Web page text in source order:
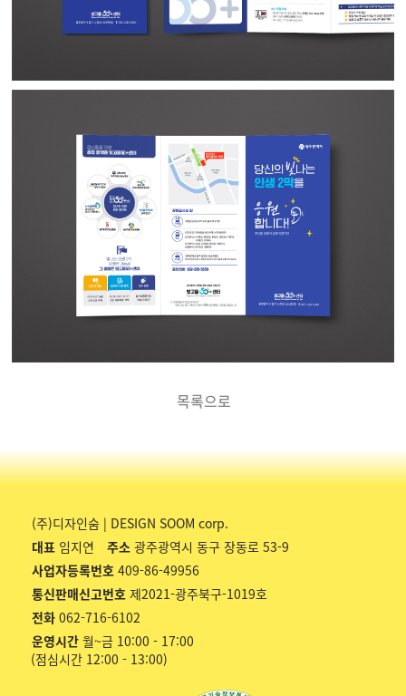
목록으로
(주)디자인숨 | DESIGN SOOM corp.
대표 임지연 주소 광주광역시 동구 장동로 53-9
사업자등록번호 409-86-49956
통신판매신고번호 제2021-광주북구-1019호
전화062-716-6102
운영시간월~금 10:00 - 17:00
(점심시간 12:00 - 13:00)